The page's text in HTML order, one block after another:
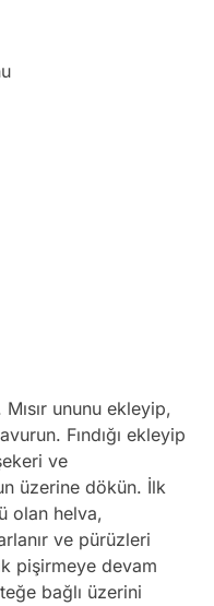
ununu ekleyip,
Fındığı ekleyip
ve
üzerine dökün. İlk
olan helva,
ve pürüzleri
pişirmeye devam
bağlı üzerini